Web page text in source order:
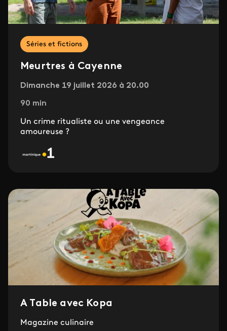
Séries et fictions
Meurtres à Cayenne
Dimanche 19 juillet 2026 à 20.00
90 min
Un crime ritualiste ou une vengeance
amoureuse ?
A Table avec Kopa
Magazine culinaire